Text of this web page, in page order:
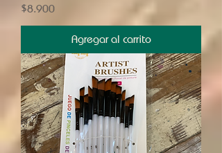
Precio
$8.900
Agregar al carrito